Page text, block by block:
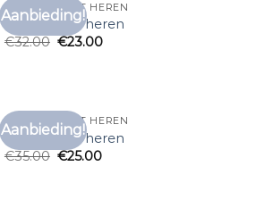
Aanbieding!
Toevoegen
PAARS T SHIRT HEREN
paars t shirt heren
€32.00 €23.00
Aanbieding!
Toevoegen
PAARS T SHIRT HEREN
paars t shirt heren
€35.00 €25.00